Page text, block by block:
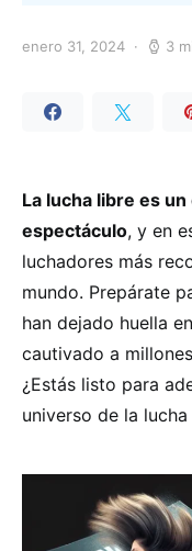
enero 31, 2024 3
La lucha libre es
espectáculo, y en
luchadores más
mundo. Prepárate
han dejado huella
cautivado a
¿Estás listo para
universo de la